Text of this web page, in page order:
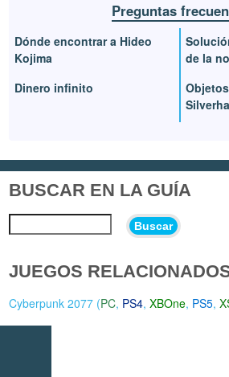
Preguntas
Dónde encontrar a Hideo
Kojima
Dinero infinito
de la
BUSCAR EN LA GUÍA
Buscar
JUEGOS
Cyberpunk 2077 (PC, PS4,XBOne, PS5,